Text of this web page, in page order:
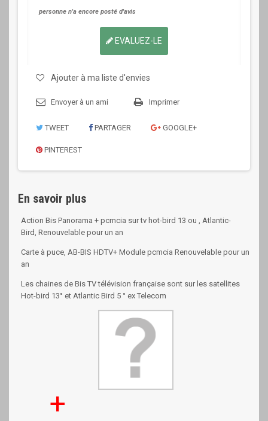
personne n'a encore posté d'avis
EVALUEZ-LE
Ajouter à ma liste d'envies
Envoyer à un ami Imprimer
TWEET PARTAGER GOOGLE+
PINTEREST
En savoir plus
Action Bis Panorama + pcmcia sur tv hot-bird 13 ou , Atlantic-
Bird, Renouvelable pour un an
Carte à puce, AB-BIS HDTV+ Module pcmcia Renouvelable pour un
an
Les chaines de Bis TV télévision française sont sur les satellites
Hot-bird 13° et Atlantic Bird 5 ° ex Telecom
+